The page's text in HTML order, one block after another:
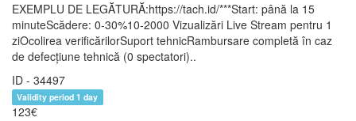
EXEMPLU DE LEGĂTURĂ:https://tach.id/***Start: până la 15
minuteScădere: 0-30%10-2000 Vizualizări Live Stream pentru 1
ziOcolirea verificărilorSuport tehnicRambursare completă în caz
de defecțiune tehnică (0 spectatori)..
ID - 34497
Validity period 1 day
123€